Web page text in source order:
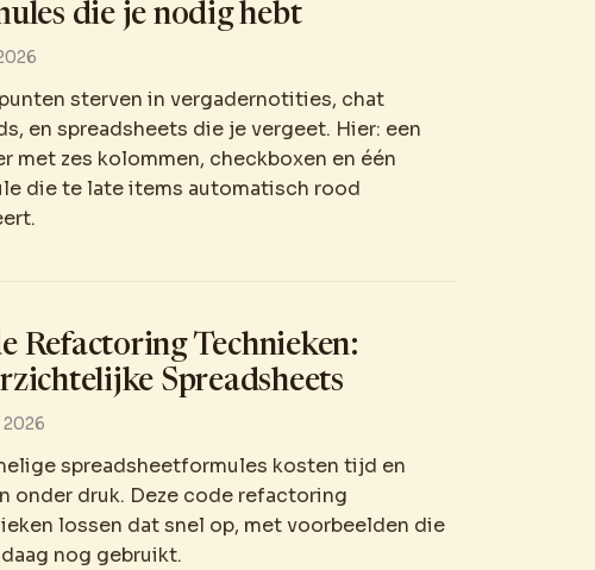
die je nodig hebt
sterven in vergadernotities, chat
en spreadsheets die je vergeet. Hier: een
met zes kolommen, checkboxen en één
die te late items automatisch rood
Refactoring Technieken:
Spreadsheets
spreadsheetformules kosten tijd en
onder druk. Deze code refactoring
lossen dat snel op, met voorbeelden die
nog gebruikt.